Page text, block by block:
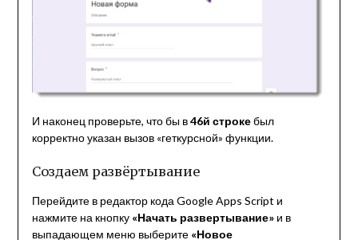
И наконец проверьте, что бы в46й строкебыл
корректно указан вызов «геткурсной» функции.
Создаем развёртывание
Перейдите в редактор кода Google Apps Script и
нажмите на кнопку «Начать развертывание»и в
выпадающем меню выберите «Новое